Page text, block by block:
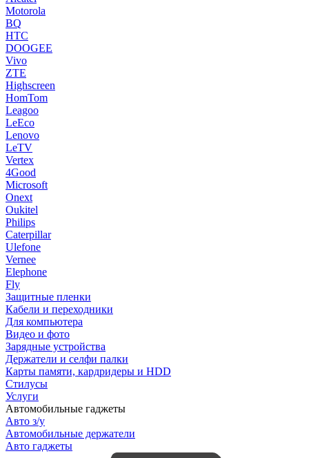
Motorola
BQ
HTC
DOOGEE
Vivo
ZTE
Highscreen
HomTom
Leagoo
LeEco
Lenovo
LeTV
Vertex
4Good
Microsoft
Onext
Oukitel
Philips
Caterpillar
Ulefone
Vernee
Elephone
Fly
Защитные пленки
Кабели и переходники
Для компьютера
Видео и фото
Зарядные устройства
Держатели и селфи палки
Карты памяти, кардридеры и HDD
Стилусы
Услуги
Автомобильные гаджеты
Авто з/у
Автомобильные держатели
Авто гаджеты